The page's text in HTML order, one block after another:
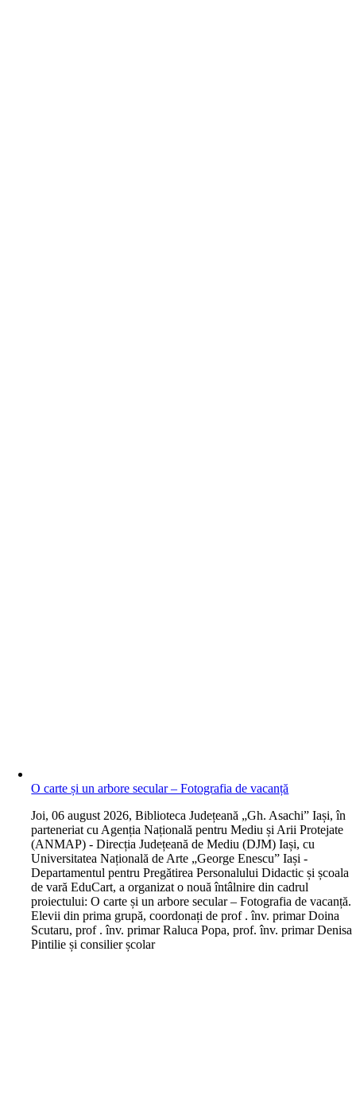
O carte și un arbore secular – Fotografia de vacanță
Joi, 06 august 2026, Biblioteca Județeană „Gh. Asachi” Iași, în
parteneriat cu Agenția Națională pentru Mediu și Arii Protejate
(ANMAP) - Direcția Județeană de Mediu (DJM) Iași, cu
Universitatea Națională de Arte „George Enescu” Iași -
Departamentul pentru Pregătirea Personalului Didactic și școala
de vară EduCart, a organizat o nouă întâlnire din cadrul
proiectului: O carte și un arbore secular – Fotografia de vacanță.
Elevii din prima grupă, coordonați de prof . înv. primar Doina
Scutaru, prof . înv. primar Raluca Popa, prof. înv. primar Denisa
Pintilie și consilier școlar